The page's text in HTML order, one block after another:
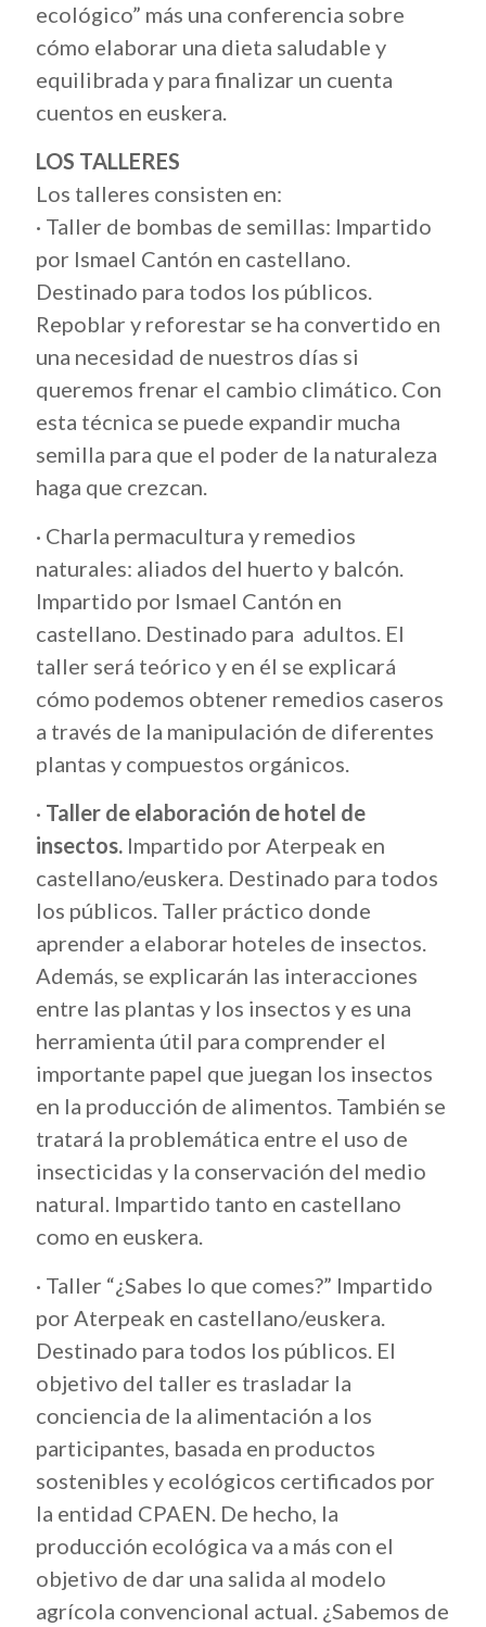
ecológico” más una conferencia sobre
cómo elaborar una dieta saludable y
equilibrada y para finalizar un cuenta
cuentos en euskera.
LOS TALLERES
Los talleres consisten en:
· Taller de bombas de semillas: Impartido
por Ismael Cantón en castellano.
Destinado para todos los públicos.
Repoblar y reforestar se ha convertido en
una necesidad de nuestros días si
queremos frenar el cambio climático. Con
esta técnica se puede expandir mucha
semilla para que el poder de la naturaleza
haga que crezcan.
· Charla permacultura y remedios
naturales: aliados del huerto y balcón.
Impartido por Ismael Cantón en
castellano. Destinado para adultos. El
taller será teórico y en él se explicará
cómo podemos obtener remedios caseros
a través de la manipulación de diferentes
plantas y compuestos orgánicos.
· Taller de elaboración de hotel de
insectos. Impartido por Aterpeak en
castellano/euskera. Destinado para todos
los públicos. Taller práctico donde
aprender a elaborar hoteles de insectos.
Además, se explicarán las interacciones
entre las plantas y los insectos y es una
herramienta útil para comprender el
importante papel que juegan los insectos
en la producción de alimentos. También se
tratará la problemática entre el uso de
insecticidas y la conservación del medio
natural. Impartido tanto en castellano
como en euskera.
· Taller “¿Sabes lo que comes?” Impartido
por Aterpeak en castellano/euskera.
Destinado para todos los públicos. El
objetivo del taller es trasladar la
conciencia de la alimentación a los
participantes, basada en productos
sostenibles y ecológicos certificados por
la entidad CPAEN. De hecho, la
producción ecológica va a más con el
objetivo de dar una salida al modelo
agrícola convencional actual. ¿Sabemos de